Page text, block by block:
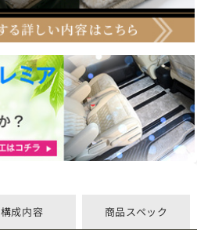
構成内容 商品スペック